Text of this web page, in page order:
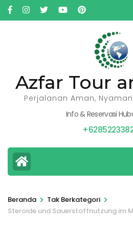
Lompat
ke
Azfar Tour
Perjalanan Aman,
Info & Reservasi
Beranda > Tak Berkategori >
Steroide und Sauerstoffnutzung im